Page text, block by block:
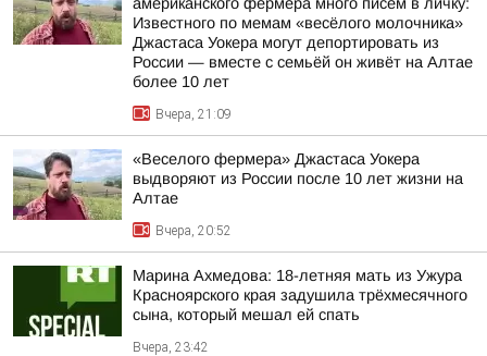
Известного по мемам «весёлого молочника»
Джастаса Уокера могут депортировать из
России — вместе с семьёй он живёт на Алтае
более 10 лет
Вчера, 21:09
«Веселого фермера» Джастаса Уокера
выдворяют из России после 10 лет жизни на
Алтае
Вчера, 20:52
Марина Ахмедова: 18-летняя мать из Ужура
Красноярского края задушила трёхмесячного
сына, который мешал ей спать
Вчера, 23:42